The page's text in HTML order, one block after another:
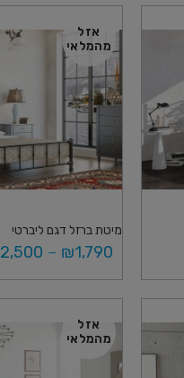
אזל
מהמלאי
מיטת ברזל דגם ליברטי
₪1,790
–
2,500
בחר אפשרויות
אזל
מהמלאי